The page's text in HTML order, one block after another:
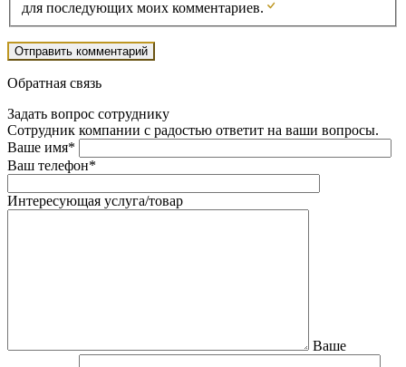
для последующих моих комментариев.
Обратная связь
Задать вопрос сотруднику
Сотрудник компании с радостью ответит на ваши вопросы.
Ваше имя*
Ваш телефон*
Интересующая услуга/товар
Ваше